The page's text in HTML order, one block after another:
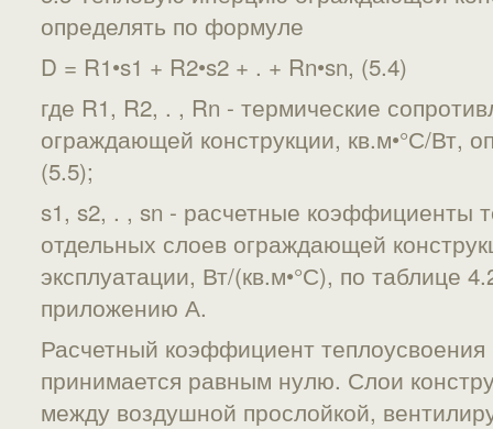
определять по формуле
D = R1•s1 + R2•s2 + . + Rn•sn, (5.4)
где R1, R2, . , Rn - термические
ограждающей конструкции, кв.м•°С/Вт,
(5.5);
s1, s2, . , sn - расчетные коэффициенты
отдельных слоев ограждающей
эксплуатации, Вт/(кв.м•°С), по таблице
приложению А.
Расчетный коэффициент
принимается равным нулю. Слои
между воздушной прослойкой,